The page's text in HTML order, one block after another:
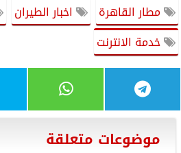
مطار القاهرة اخبار الطيران
خدمة الانترنت
موضوعات متعلقة